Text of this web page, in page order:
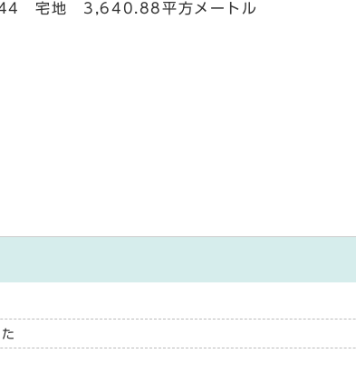
44 宅地 3,640.88平方メートル